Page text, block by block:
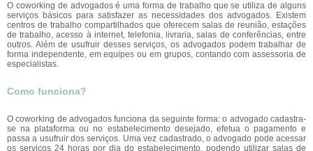
O coworking de advogados é uma forma de trabalho que se utiliza de alguns
serviços básicos para satisfazer as necessidades dos advogados. Existem
centros de trabalho compartilhados que oferecem salas de reunião, estações
de trabalho, acesso à internet, telefonia, livraria, salas de conferências, entre
outros. Além de usufruir desses serviços, os advogados podem trabalhar de
forma independente, em equipes ou em grupos, contando com assessoria de
especialistas.
Como funciona?
O coworking de advogados funciona da seguinte forma: o advogado cadastra-
se na plataforma ou no estabelecimento desejado, efetua o pagamento e
passa a usufruir dos serviços. Uma vez cadastrado, o advogado pode acessar
os serviços 24 horas por dia do estabelecimento, podendo utilizar salas de